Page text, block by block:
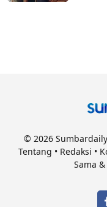
© 2026
Tentang • Redaksi •
Sama